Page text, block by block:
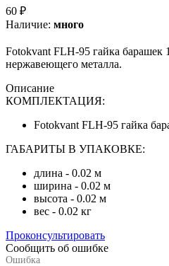
60 ₽
Наличие: много
Fotokvant FLH-95 гайка барашек
нержавеющего металла.
Описание
КОМПЛЕКТАЦИЯ:
Fotokvant FLH-95 гайка
ГАБАРИТЫ В УПАКОВКЕ:
длина - 0.02 м
ширина - 0.02 м
высота - 0.02 м
вес - 0.02 кг
Проконсультировать
Сообщить об ошибке
Ошибка